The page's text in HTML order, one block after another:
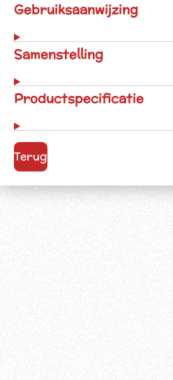
Gebruiksaanwijzing
Samenstelling
Productspecificatie
Terug